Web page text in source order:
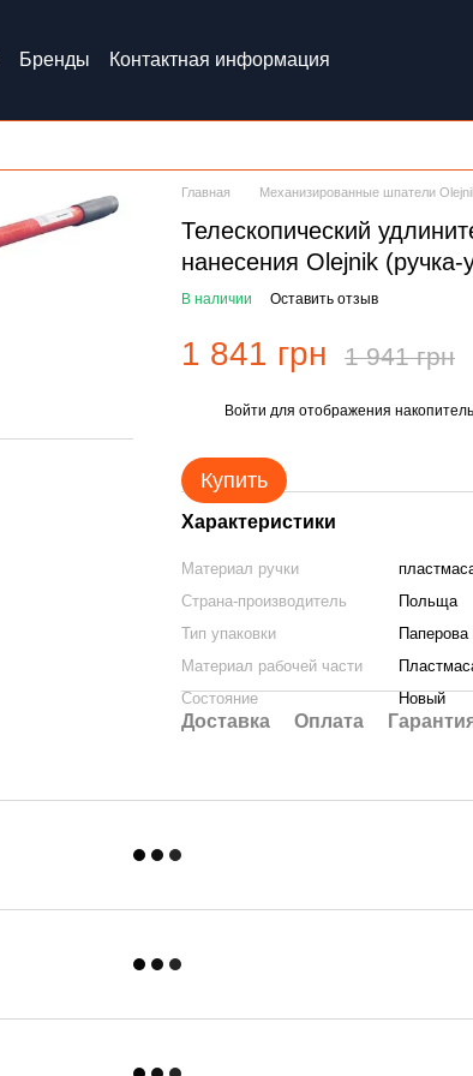
Бренды
Контактная информация
Главная Механизированные шпатели
Телескопический
нанесения Olejnik (ручка-
В наличии Оставить отзыв
1 841 грн 1 941 грн
Войти для отображения
Купить
Характеристики
Материал ручки
Страна-производитель
Польща
Тип упаковки
Паперова
Материал рабочей части
Состояние
Новый
Доставка Оплата